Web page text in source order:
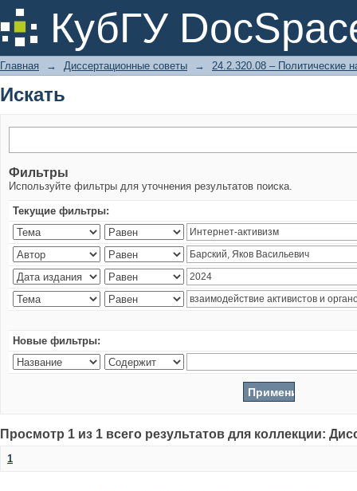
КубГУ
Искать
Главная → Диссертационные советы → 24.2.320.08 – Политические
Искать
Фильтры
Используйте фильтры для уточнения результатов поиска.
Текущие фильтры:
Новые фильтры:
Просмотр 1 из 1 всего результатов для коллекции:
1